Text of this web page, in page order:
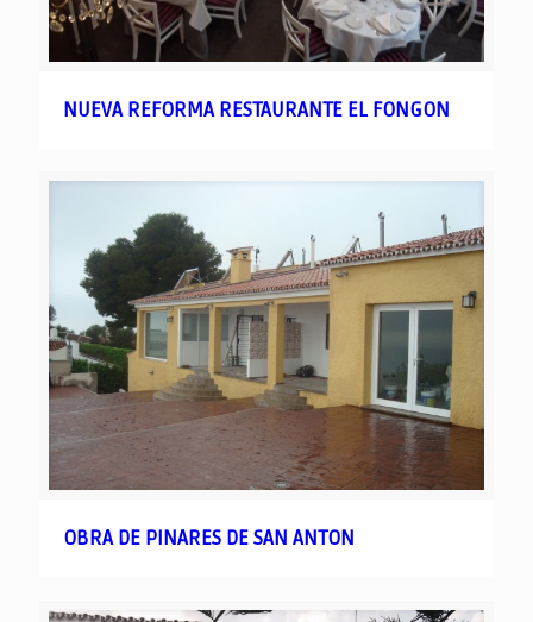
NUEVA REFORMA RESTAURANTE EL FONGON
OBRA DE PINARES DE SAN ANTON